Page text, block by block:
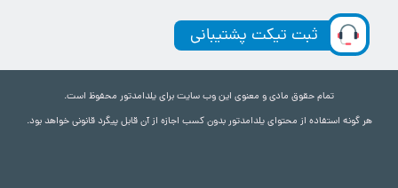
ثبت تیکت پشتیبانی
تمام حقوق مادی و معنوی این وب سایت برای یلدامدتور محفوظ است.
هر گونه استفاده از محتوای یلدامدتور بدون کسب اجازه از آن قابل پیگرد قانونی خواهد بود.